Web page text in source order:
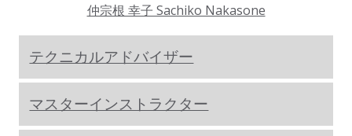
仲宗根 幸子 Sachiko Nakasone
テクニカルアドバイザー
マスターインストラクター